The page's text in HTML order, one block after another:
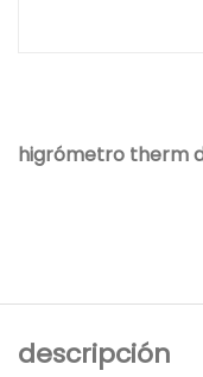
higrómetro therm
descripción